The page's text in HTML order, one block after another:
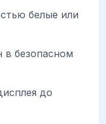
белые или
в безопасном
до